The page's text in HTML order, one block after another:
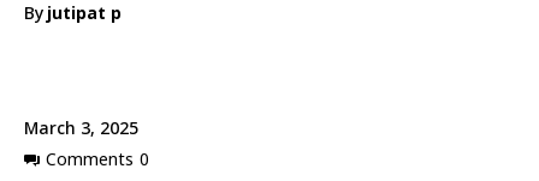
March 3, 2025
Comments 0
Byjutipat p